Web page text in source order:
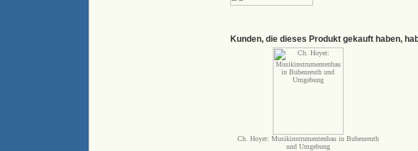
Kunden, die dieses Produkt gekauft haben,
Ch. Hoyer: Musikinstrumentenbau in Bubenreuth
und Umgebung